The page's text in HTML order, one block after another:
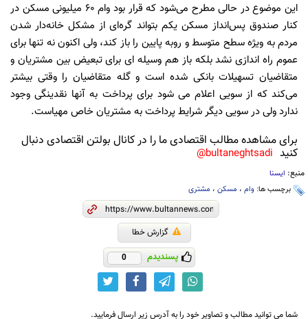
این موضوع در حالی مطرح می‌شود که قرار بود وام 60 میلیونی مسکن در
کنار صندوق پس‌انداز مسکن یکم بتواند گره‌ای از مشکل خانه‌دار شدن
مردم به ویژه سطح متوسط و روبه پایین را باز کند، ولی اکنون نه تنها برای
عموم راه اندازی نشد بلکه باز هم وسیله ای برای تبعیض بین مشتریان و
متقاضیان تسهیلات بانکی شده است و گله متقاضیان را وقتی بیشتر
می‌کند که از سویی اعلام می شود برای پرداخت به آنها نقدینگی وجود
ندارد ولی در سویی دیگر شرایط پرداخت به مشتریان خاص مهیاست.
برای مشاهده مطالب اقتصادی ما را در کانال بولتن اقتصادی دنبال
کنید bultaneghtsadi@
منبع: ایسنا
برچسب ها: وام ، مسکن ، مشتری
گزارش خطا
پسندیدم 0
شما می توانید مطالب و تصاویر خود را به آدرس زیر ارسال فرمایید.